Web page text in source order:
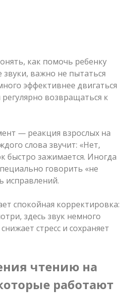
как помочь ребенку
важно не пытаться
эффективнее двигаться
возвращаться к
— реакция взрослых на
слова звучит: «Нет,
быстро зажимается. Иногда
говорить «не
исправлений.
спокойная корректировка:
здесь звук немного
стресс и сохраняет
чтению на
работают